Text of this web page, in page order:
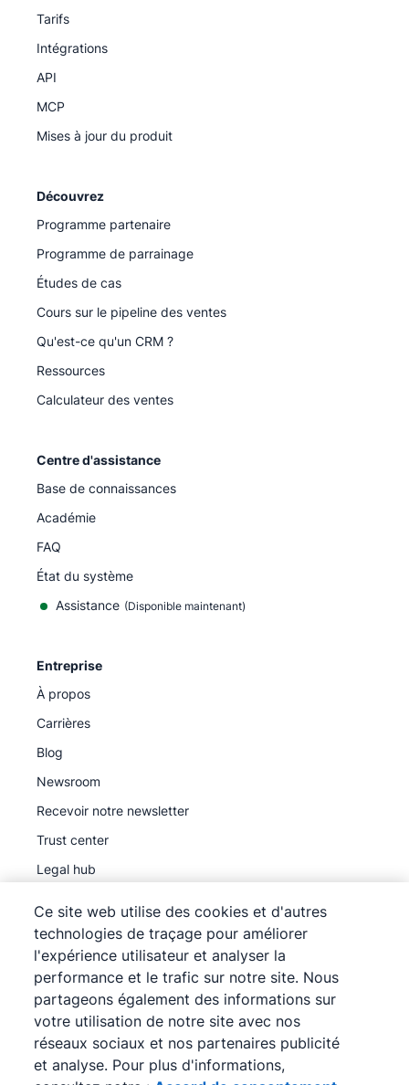
Tarifs
Intégrations
API
MCP
Mises à jour du produit
Découvrez
Programme partenaire
Programme de parrainage
Études de cas
Cours sur le pipeline des ventes
Qu'est-ce qu'un CRM ?
Ressources
Calculateur des ventes
Centre d'assistance
Base de connaissances
Académie
FAQ
État du système
Assistance (Disponible maintenant)
Entreprise
À propos
Carrières
Blog
Newsroom
Recevoir notre newsletter
Trust center
Legal hub
©2026Pipedrive
Pipedrive
Conditions d'utilisation
Pipedrive
Déclaration de confidentialité
Ce site web utilise des cookies et d'autres
technologies de traçage pour améliorer
l'expérience utilisateur et analyser la
performance et le trafic sur notre site. Nous
partageons également des informations sur
votre utilisation de notre site avec nos
réseaux sociaux et nos partenaires publicité
et analyse. Pour plus d'informations,